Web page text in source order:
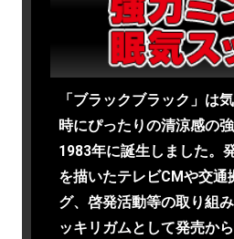
「ブラックブラック」は
時にぴったりの清涼感の
1983年に誕生しました。
を描いたテレビCMや交通
グ、啓発活動等の取り組
ッキリガムとして発売か